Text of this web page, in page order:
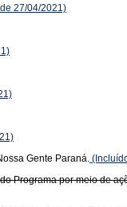
27/04/2021)
Gente Paraná.
Programa por meio de